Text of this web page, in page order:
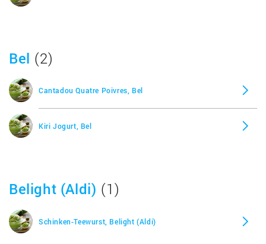
Bel (2)
Cantadou Quatre Poivres, Bel
Kiri Jogurt, Bel
Belight (Aldi) (1)
Schinken-Teewurst, Belight (Aldi)